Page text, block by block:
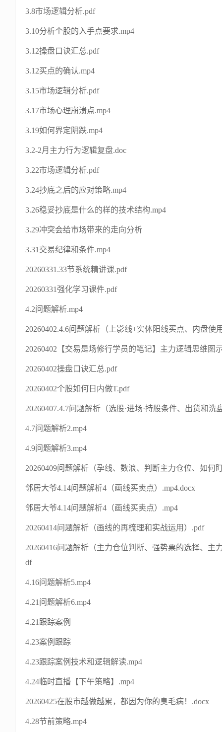
3.8市场逻辑分析.pdf
3.10分析个股的入手点要求.mp4
3.12操盘口诀汇总.pdf
3.12买点的确认.mp4
3.15市场逻辑分析.pdf
3.17市场心理崩溃点.mp4
3.19如何界定阴跌.mp4
3.2-2月主力行为逻辑复盘.doc
3.22市场逻辑分析.pdf
3.24抄底之后的应对策略.mp4
3.26稳妥抄底是什么的样的技术结构.mp4
3.29冲突会给市场带来的走向分析
3.31交易纪律和条件.mp4
20260331.33节系统精讲课.pdf
20260331强化学习课件.pdf
4.2问题解析.mp4
20260402.4.6问题解析（上影线+实体阳线买点、内盘
20260402【交易是场修行学员的笔记】主力逻辑思维图
20260402操盘口诀汇总.pdf
20260402个股如何日内做T.pdf
20260407.4.7问题解析（选股·进场·持股条件、出货和洗
4.7问题解析2.mp4
4.9问题解析3.mp4
20260409问题解析（孕线、数浪、判断主力仓位、如何
邻居大爷4.14问题解析4（画线买卖点）.mp4.docx
邻居大爷4.14问题解析4（画线买卖点）.mp4
20260414问题解析（画线的再梳理和实战运用）.pdf
20260416问题解析（主力仓位判断、强势票的选择、
df
4.16问题解析5.mp4
4.21问题解析6.mp4
4.21跟踪案例
4.23案例跟踪
4.23跟踪案例技术和逻辑解读.mp4
4.24临时直播【下午策略】.mp4
20260425在股市越做越累，都因为你的臭毛病！.docx
4.28节前策略.mp4